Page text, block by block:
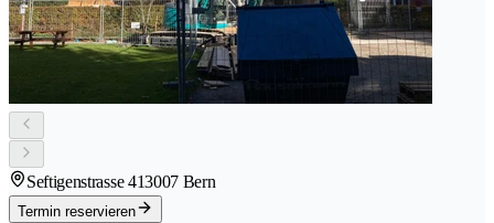
Seftigenstrasse 413007 Bern
Termin reservieren